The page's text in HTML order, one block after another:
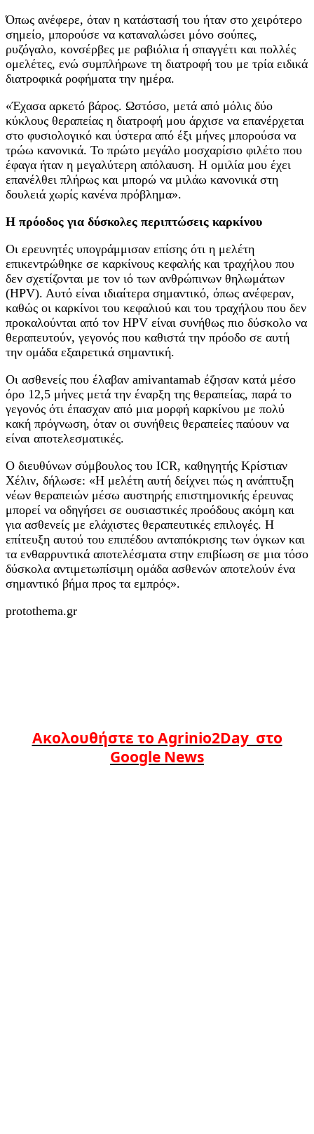
Όπως ανέφερε, όταν η κατάστασή του ήταν στο χειρότερο
σημείο, μπορούσε να καταναλώσει μόνο σούπες,
ρυζόγαλο, κονσέρβες με ραβιόλια ή σπαγγέτι και πολλές
ομελέτες, ενώ συμπλήρωνε τη διατροφή του με τρία ειδικά
διατροφικά ροφήματα την ημέρα.
«Έχασα αρκετό βάρος. Ωστόσο, μετά από μόλις δύο
κύκλους θεραπείας η διατροφή μου άρχισε να επανέρχεται
στο φυσιολογικό και ύστερα από έξι μήνες μπορούσα να
τρώω κανονικά. Το πρώτο μεγάλο μοσχαρίσιο φιλέτο που
έφαγα ήταν η μεγαλύτερη απόλαυση. Η ομιλία μου έχει
επανέλθει πλήρως και μπορώ να μιλάω κανονικά στη
δουλειά χωρίς κανένα πρόβλημα».
Η πρόοδος για δύσκολες περιπτώσεις καρκίνου
Οι ερευνητές υπογράμμισαν επίσης ότι η μελέτη
επικεντρώθηκε σε καρκίνους κεφαλής και τραχήλου που
δεν σχετίζονται με τον ιό των ανθρώπινων θηλωμάτων
(HPV). Αυτό είναι ιδιαίτερα σημαντικό, όπως ανέφεραν,
καθώς οι καρκίνοι του κεφαλιού και του τραχήλου που δεν
προκαλούνται από τον HPV είναι συνήθως πιο δύσκολο να
θεραπευτούν, γεγονός που καθιστά την πρόοδο σε αυτή
την ομάδα εξαιρετικά σημαντική.
Οι ασθενείς που έλαβαν amivantamab έζησαν κατά μέσο
όρο 12,5 μήνες μετά την έναρξη της θεραπείας, παρά το
γεγονός ότι έπασχαν από μια μορφή καρκίνου με πολύ
κακή πρόγνωση, όταν οι συνήθεις θεραπείες παύουν να
είναι αποτελεσματικές.
Ο διευθύνων σύμβουλος του ICR, καθηγητής Κρίστιαν
Χέλιν, δήλωσε: «Η μελέτη αυτή δείχνει πώς η ανάπτυξη
νέων θεραπειών μέσω αυστηρής επιστημονικής έρευνας
μπορεί να οδηγήσει σε ουσιαστικές προόδους ακόμη και
για ασθενείς με ελάχιστες θεραπευτικές επιλογές. Η
επίτευξη αυτού του επιπέδου ανταπόκρισης των όγκων και
τα ενθαρρυντικά αποτελέσματα στην επιβίωση σε μια τόσο
δύσκολα αντιμετωπίσιμη ομάδα ασθενών αποτελούν ένα
σημαντικό βήμα προς τα εμπρός».
protothema.gr
Ακολουθήστε το Agrinio2Day στο
Google News